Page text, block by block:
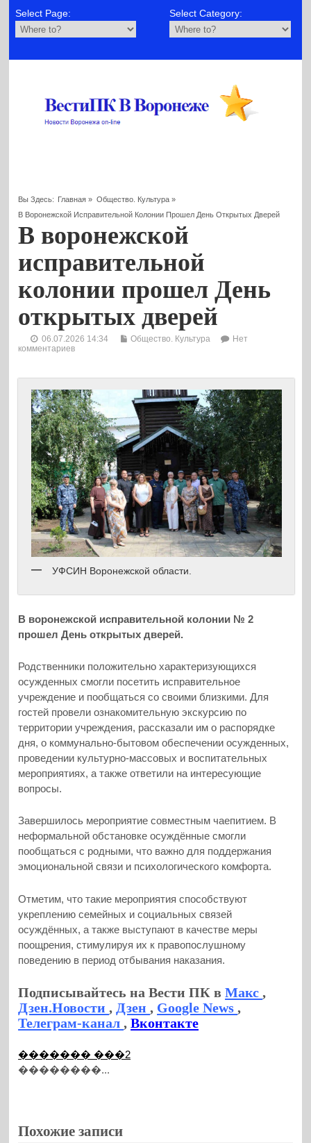
Select Page: Select Category:
Вы Здесь: Главная » Общество. Культура»
В Воронежской Исправительной Колонии Прошел День Открытых Дверей
В воронежской
исправительной
колонии прошел День
открытых дверей
06.07.2026 14:34 Общество. Культура
Нет
комментариев
УФСИН Воронежской области.
В воронежской исправительной колонии № 2
прошел День открытых дверей.
Родственники положительно характеризующихся
осужденных смогли посетить исправительное
учреждение и пообщаться со своими близкими. Для
гостей провели ознакомительную экскурсию по
территории учреждения, рассказали им о распорядке
дня, о коммунально-бытовом обеспечении осужденных,
проведении культурно-массовых и воспитательных
мероприятиях, а также ответили на интересующие
вопросы.
Завершилось мероприятие совместным чаепитием. В
неформальной обстановке осуждённые смогли
пообщаться с родными, что важно для поддержания
эмоциональной связи и психологического комфорта.
Отметим, что такие мероприятия способствуют
укреплению семейных и социальных связей
осуждённых, а также выступают в качестве меры
поощрения, стимулируя их к правопослушному
поведению в период отбывания наказания.
Подписывайтесь на Вести ПК вМакс,
Дзен.Новости, Дзен, Google News,
Телеграм-канал,Вконтакте
������� ���2
��������...
Похожие записи